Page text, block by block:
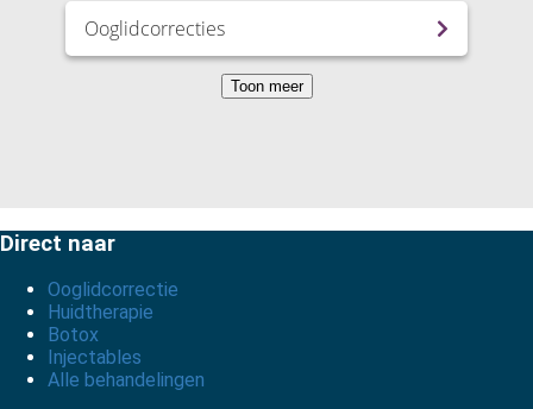
Ooglidcorrecties
Toon meer
Direct naar
Ooglidcorrectie
Huidtherapie
Botox
Injectables
Alle behandelingen